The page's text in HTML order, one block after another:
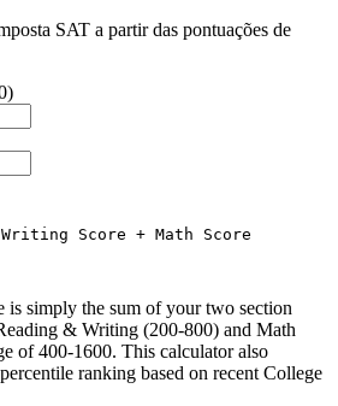
SAT a partir das pontuações de
Score + Math Score
is simply the sum of your two section
& Writing (200-800) and Math
of 400-1600. This calculator also
ranking based on recent College